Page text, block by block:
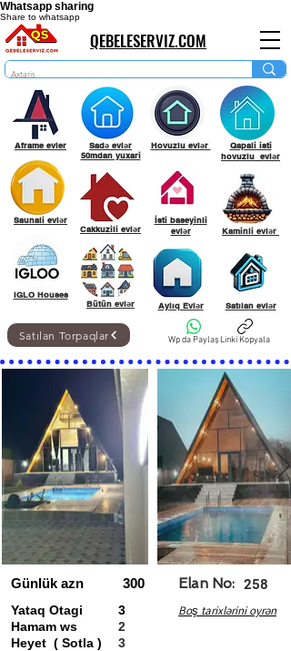
Whatsapp sharing
Share to whatsapp
QEBELESERVIZ.COM
Aframe evler
Saunali evlər
IGLO Houses
Sadə evlər
50mdan yuxari
Cakkuzili evlər
Bütün evlər
Hovuzlu evlər
İsti baseyinli
evlər
Aylıq Evlər
Qapali isti
hovuzlu evlər
Kaminli evlər
Satılan evlər
Wp da PaylaşLinki Kopyala
Satılan Torpaqlar
Günlük azn
Yataq Otagi
Hamam ws
Heyet ( Sotla )
300
3
Elan No: 258
Boş tarixlərini oyrən
2
3